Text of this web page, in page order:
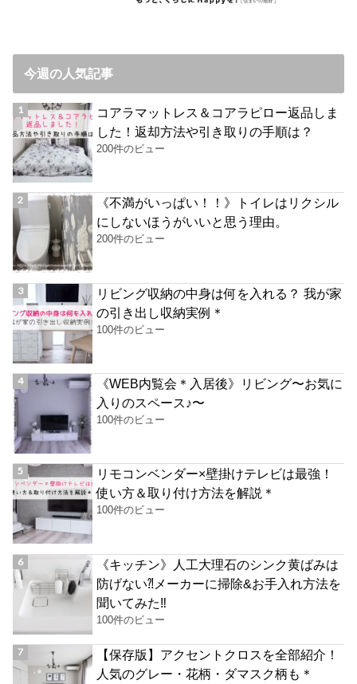
今週の人気記事
コアラマットレス＆コアラピロー返品しま
した！返却方法や引き取りの手順は？
200件のビュー
《不満がいっぱい！！》トイレはリクシル
にしないほうがいいと思う理由。
200件のビュー
リビング収納の中身は何を入れる？ 我が家
の引き出し収納実例＊
100件のビュー
《WEB内覧会＊入居後》リビング〜お気に
入りのスペース♪〜
100件のビュー
リモコンベンダー×壁掛けテレビは最強！
使い方＆取り付け方法を解説＊
100件のビュー
《キッチン》人工大理石のシンク黄ばみは
防げない⁈メーカーに掃除&お手入れ方法を
聞いてみた‼︎
100件のビュー
【保存版】アクセントクロスを全部紹介！
人気のグレー・花柄・ダマスク柄も＊